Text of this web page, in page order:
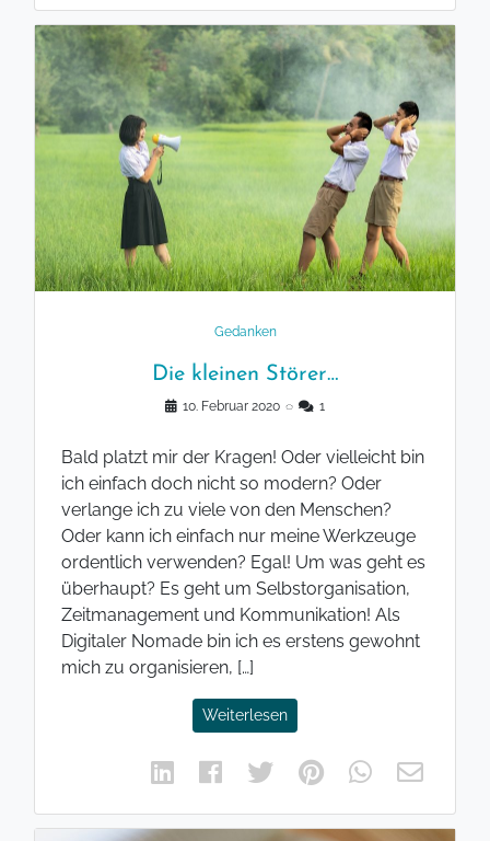
Gedanken
Die kleinen Störer…
10. Februar 2020 ◌ 1
Bald platzt mir der Kragen! Oder vielleicht bin
ich einfach doch nicht so modern? Oder
verlange ich zu viele von den Menschen?
Oder kann ich einfach nur meine Werkzeuge
ordentlich verwenden? Egal! Um was geht es
überhaupt? Es geht um Selbstorganisation,
Zeitmanagement und Kommunikation! Als
Digitaler Nomade bin ich es erstens gewohnt
mich zu organisieren, […]
Weiterlesen